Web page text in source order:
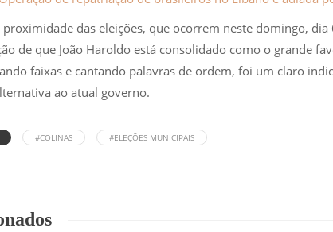
proximidade das eleições, que ocorrem neste domingo,
de que João Haroldo está consolidado como o grande
faixas e cantando palavras de ordem, foi um claro
ao atual governo.
#COLINAS #ELEÇÕES MUNICIPAIS